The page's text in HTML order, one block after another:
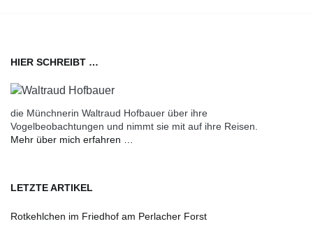
HIER SCHREIBT …
die Münchnerin Waltraud Hofbauer über ihre
Vogelbeobachtungen und nimmt sie mit auf ihre Reisen.
Mehr über mich erfahren …
LETZTE ARTIKEL
Rotkehlchen im Friedhof am Perlacher Forst